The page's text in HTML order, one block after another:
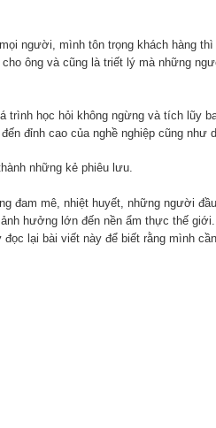
người, mình tôn trọng khách hàng
ông và cũng là triết lý mà những
trình học hỏi không ngừng và tích lũy
đỉnh cao của nghề nghiệp cũng như
những kẻ phiêu lưu.
đam mê, nhiệt huyết, những người
hưởng lớn đến nền ẩm thực thế
lại bài viết này để biết rằng mình